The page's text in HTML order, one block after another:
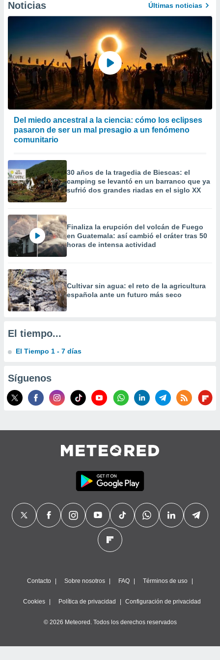
momento
en
de
un
datos
perfiles
crear un
la
contenido
medir el
de la
el
de
a través
de
uso de
con el
publicidad
de
Noticias Últimas noticias
Del miedo ancestral a la ciencia: cómo los eclipses
pasaron de ser un mal presagio a un fenómeno
comunitario
30 años de la tragedia de Biescas: el
camping se levantó en un barranco que ya
sufrió dos grandes riadas en el siglo XX
Finaliza la erupción del volcán de Fuego
en Guatemala: así cambió el cráter tras 50
horas de intensa actividad
Cultivar sin agua: el reto de la agricultura
española ante un futuro más seco
El tiempo...
El Tiempo 1 - 7 días
Síguenos
Contacto Sobre nosotros FAQ Términos de uso
Cookies Política de privacidad Configuración de privacidad
© 2026 Meteored. Todos los derechos reservados